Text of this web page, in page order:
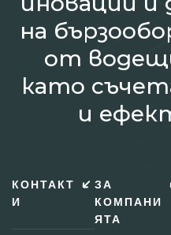
на
от
като
и
КОНТАКТ
И
ЗА
КОМПАНИ
ЯТА